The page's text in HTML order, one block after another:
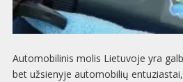
Automobilinis molis Lietuvoje yra
bet užsienyje automobilių